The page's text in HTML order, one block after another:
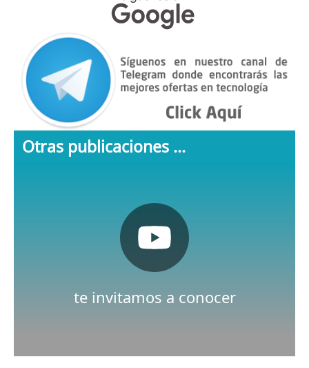
Otras publicaciones ...
te invitamos a conocer
Nuestro canal de Youtube
Pulsa aquí